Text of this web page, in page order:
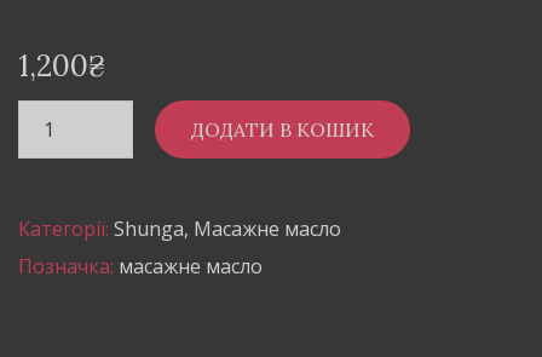
1,200₴
ДОДАТИ В КОШИК
Категорії: Shunga, Масажне масло
Позначка: масажне масло